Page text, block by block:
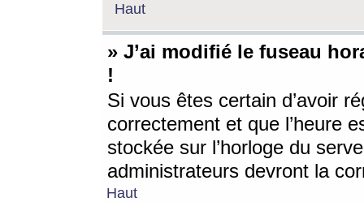
Haut
» J’ai modifié le fuseau
!
Si vous êtes certain d’avoir
correctement et que l’heure
stockée sur l’horloge du
administrateurs devront la
Haut